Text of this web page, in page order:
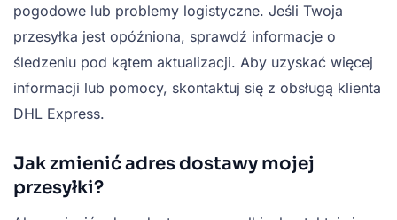
pogodowe lub problemy logistyczne. Jeśli Twoja
przesyłka jest opóźniona, sprawdź informacje o
śledzeniu pod kątem aktualizacji. Aby uzyskać więcej
informacji lub pomocy, skontaktuj się z obsługą klienta
DHL Express.
Jak zmienić adres dostawy mojej
przesyłki?